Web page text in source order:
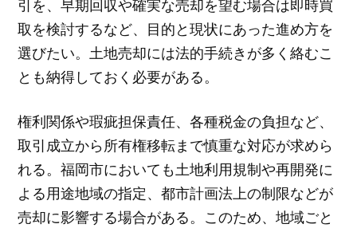
引を、早期回収や確実な売却を望む場合は即時買
取を検討するなど、目的と現状にあった進め方を
選びたい。土地売却には法的手続きが多く絡むこ
とも納得しておく必要がある。
権利関係や瑕疵担保責任、各種税金の負担など、
取引成立から所有権移転まで慎重な対応が求めら
れる。福岡市においても土地利用規制や再開発に
よる用途地域の指定、都市計画法上の制限などが
売却に影響する場合がある。このため、地域ごと